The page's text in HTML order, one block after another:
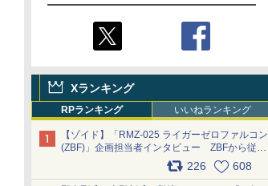
Xランキング
RPランキング いいねランキング
【ゾイド】「RMZ-025 ライガーゼロファルコン
(ZBF)」企画担当者インタビュー ZBFから従来
デザインまで再現可能なボリューム満点のキッ
ト pic.x.com/6zOqQAQKkX
226 608